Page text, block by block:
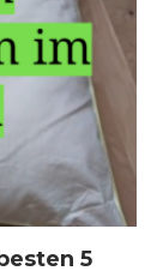
5